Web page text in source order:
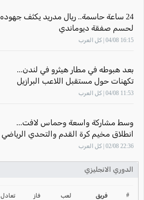
24 ساعة حاسمة.. ريال مدريد يكثف جهوده
لحسم صفقة ديوماندي
16:15 04/08 | كل العرب
بعد هبوطه في مطار هيثرو في لندن...
تكهنات حول مستقبل اللاعب البرازيل
"فينيسيوس جونيور"
11:53 04/08 | كل العرب
وسط مشاركة واسعة وحماس لافت...
انطلاق مخيم كرة القدم والتحدي الرياضي
في أم الفحم للسنة السادسة على التوالي
22:36 02/08 | كل العرب
الدوري الانجليزي
2024-2025 # فريق لعب فاز تعادل